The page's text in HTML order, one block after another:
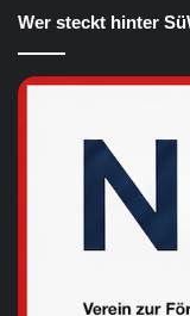
Wer steckt hinter